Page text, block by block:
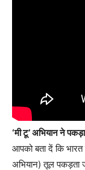
‘मी टू’ अभियान ने
आपको बता दें कि भारत
अभियान) तूल पकड़ता